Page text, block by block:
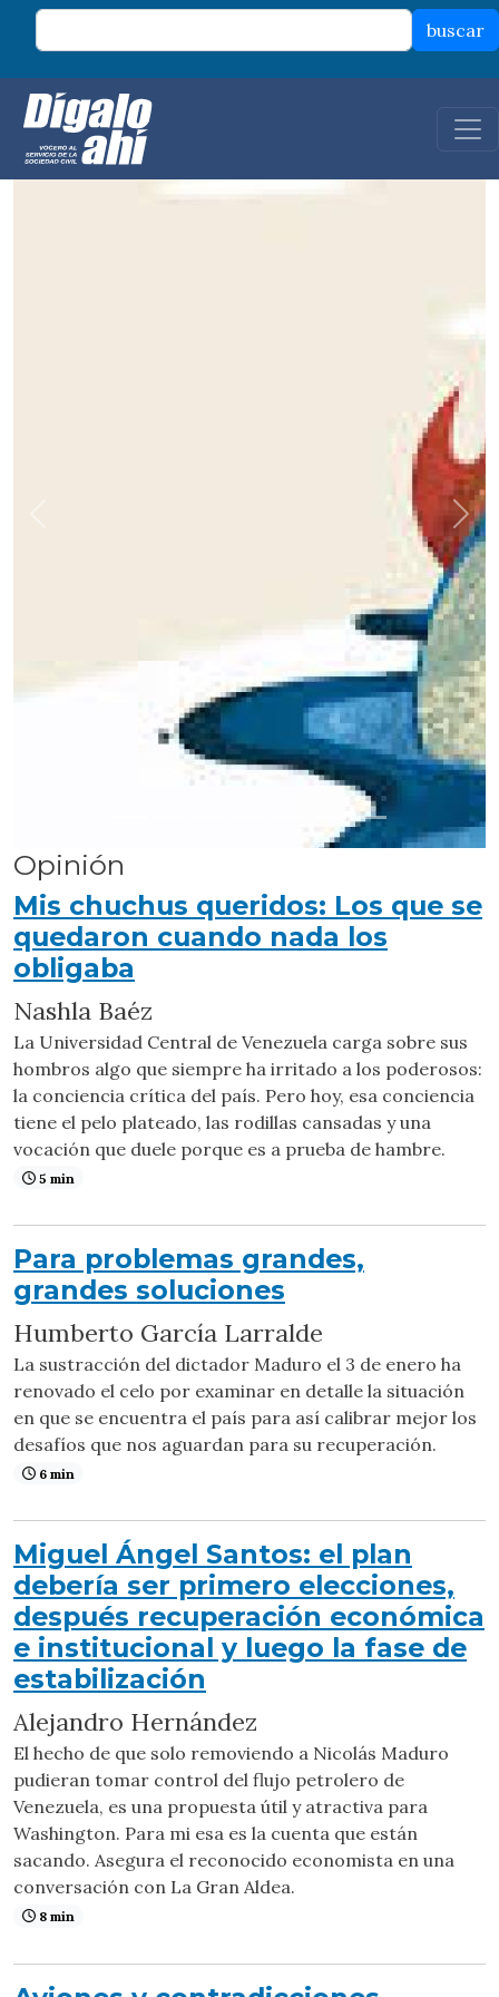
Pasar al contenido principal
buscar
Opinión
Mis chuchus queridos: Los que se
quedaron cuando nada los
obligaba
Nashla Baéz
La Universidad Central de Venezuela carga sobre sus
hombros algo que siempre ha irritado a los poderosos:
la conciencia crítica del país. Pero hoy, esa conciencia
tiene el pelo plateado, las rodillas cansadas y una
vocación que duele porque es a prueba de hambre.
5 min
Para problemas grandes,
grandes soluciones
Humberto García Larralde
La sustracción del dictador Maduro el 3 de enero ha
renovado el celo por examinar en detalle la situación
en que se encuentra el país para así calibrar mejor los
desafíos que nos aguardan para su recuperación.
6 min
Miguel Ángel Santos: el plan
debería ser primero elecciones,
después recuperación económica
e institucional y luego la fase de
estabilización
Alejandro Hernández
El hecho de que solo removiendo a Nicolás Maduro
pudieran tomar control del flujo petrolero de
Venezuela, es una propuesta útil y atractiva para
Washington. Para mi esa es la cuenta que están
sacando. Asegura el reconocido economista en una
conversación con La Gran Aldea.
8 min